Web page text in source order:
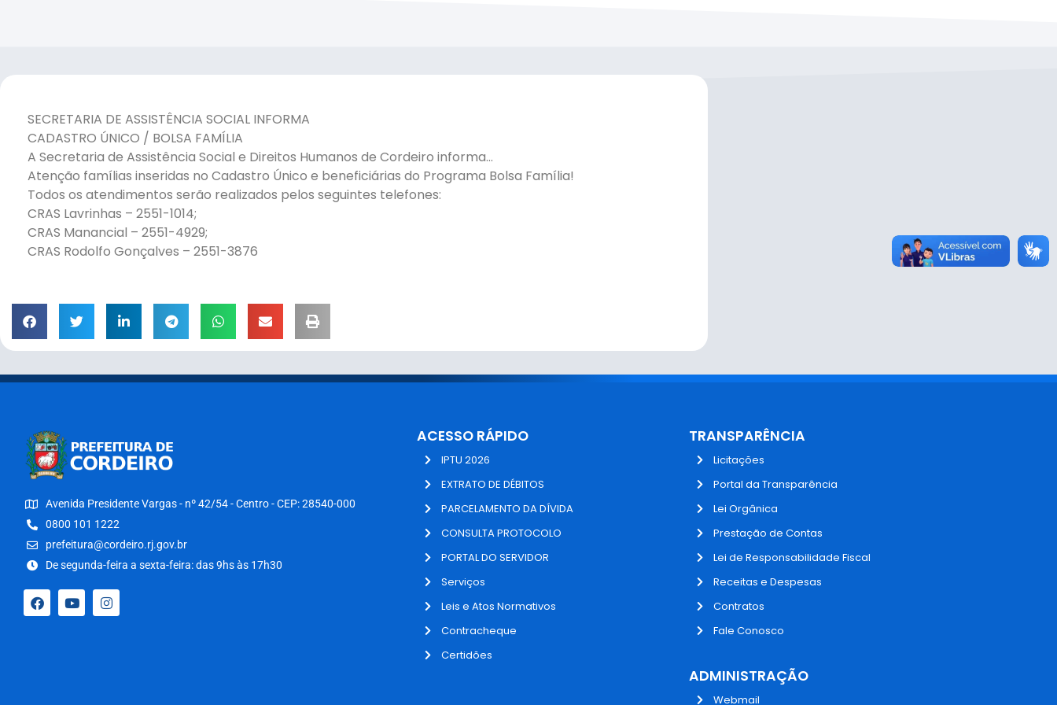
SECRETARIA DE ASSISTÊNCIA SOCIAL INFORMA
CADASTRO ÚNICO / BOLSA FAMÍLIA
A Secretaria de Assistência Social e Direitos Humanos de Cordeiro informa…
Atenção famílias inseridas no Cadastro Único e beneficiárias do Programa Bolsa Família!
Todos os atendimentos serão realizados pelos seguintes telefones:
CRAS Lavrinhas – 2551-1014;
CRAS Manancial – 2551-4929;
CRAS Rodolfo Gonçalves – 2551-3876
Avenida Presidente Vargas - nº 42/54 - Centro - CEP: 28540-000
0800 101 1222
prefeitura@cordeiro.rj.gov.br
De segunda-feira a sexta-feira: das 9hs às 17h30
ACESSO RÁPIDO
IPTU 2026
EXTRATO DE DÉBITOS
PARCELAMENTO DA DÍVIDA
CONSULTA PROTOCOLO
PORTAL DO SERVIDOR
Serviços
Leis e Atos Normativos
Contracheque
Certidões
TRANSPARÊNCIA
Licitações
Portal da Transparência
Lei Orgânica
Prestação de Contas
Lei de Responsabilidade Fiscal
Receitas e Despesas
Contratos
Fale Conosco
ADMINISTRAÇÃO
Webmail